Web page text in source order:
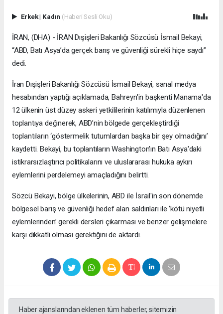
Erkek| Kadın (Haberi Sesli Oku)
İRAN, (DHA) - İRAN Dışişleri Bakanlığı Sözcüsü İsmail Bekayi,
“ABD, Batı Asya’da gerçek barış ve güvenliği sürekli hiçe saydı”
dedi.
İran Dışişleri Bakanlığı Sözcüsü İsmail Bekayi, sanal medya
hesabından yaptığı açıklamada, Bahreyn'in başkenti Manama'da
12 ülkenin üst düzey askeri yetkililerinin katılımıyla düzenlenen
toplantıya değinerek, ABD’nin bölgede gerçekleştirdiği
toplantıların ‘göstermelik tutumlardan başka bir şey olmadığını’
kaydetti. Bekayi, bu toplantıların Washington'ın Batı Asya'daki
istikrarsızlaştırıcı politikalarını ve uluslararası hukuka aykırı
eylemlerini perdelemeyi amaçladığını belirtti.
Sözcü Bekayi, bölge ülkelerinin, ABD ile İsrail'in son dönemde
bölgesel barış ve güvenliği hedef alan saldırıları ile ‘kötü niyetli
eylemlerinden’ gerekli dersleri çıkarması ve benzer gelişmelere
karşı dikkatli olması gerektiğini de aktardı.
Haber ajanslarından eklenen tüm haberler, sitemizin